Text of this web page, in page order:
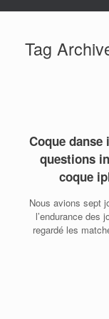
Tag
Coque
questions
coque
Nous avions sept
l’endurance des
regardé les